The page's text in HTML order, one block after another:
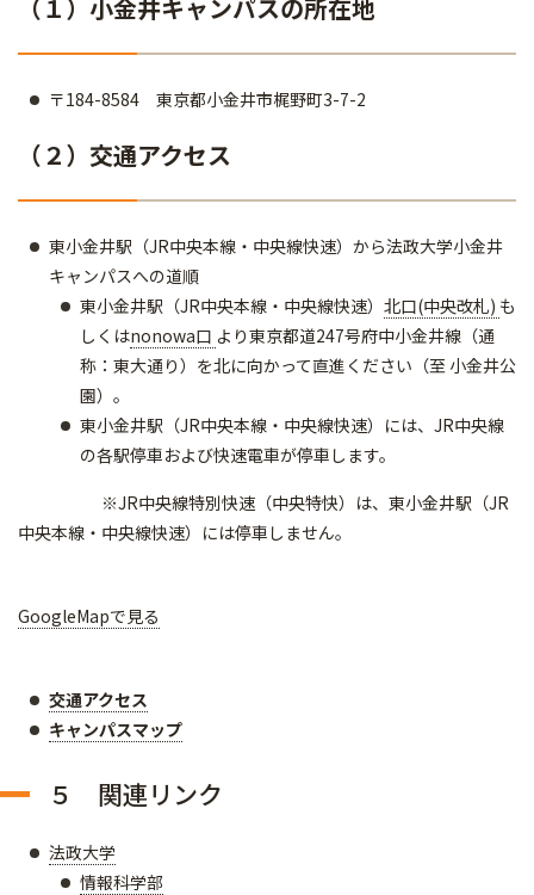
（１）小金井キャンパスの所在地
〒184-8584 東京都小金井市梶野町3-7-2
（２）交通アクセス
東小金井駅（JR中央本線・中央線快速）から法政大学小金井
キャンパスへの道順
東小金井駅（JR中央本線・中央線快速） 北口(中央改札) も
しくはnonowa口 より東京都道247号府中小金井線（通
称：東大通り）を北に向かって直進ください（至 小金井公
園）。
東小金井駅（JR中央本線・中央線快速）には、JR中央線
の各駅停車および快速電車が停車します。
※JR中央線特別快速（中央特快）は、東小金井駅（JR
中央本線・中央線快速）には停車しません。
GoogleMapで見る
交通アクセス
キャンパスマップ
５ 関連リンク
法政大学
情報科学部